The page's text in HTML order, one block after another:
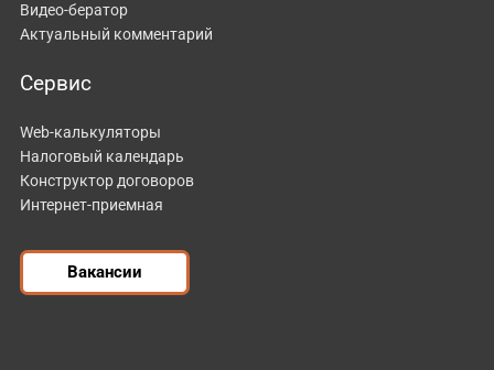
Видео-бератор
Актуальный комментарий
Сервис
Web-калькуляторы
Налоговый календарь
Конструктор договоров
Интернет-приемная
Вакансии